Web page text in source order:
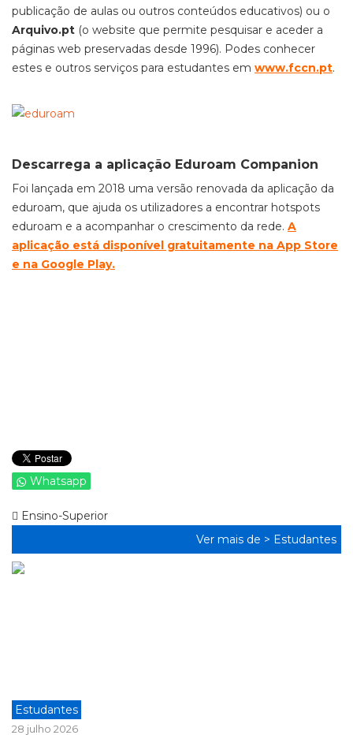
publicação de aulas ou outros conteúdos educativos) ou o
Arquivo.pt (o website que permite pesquisar e aceder a
páginas web preservadas desde 1996). Podes conhecer
estes e outros serviços para estudantes em www.fccn.pt.
Descarrega a aplicação Eduroam Companion
Foi lançada em 2018 uma versão renovada da aplicação da
eduroam, que ajuda os utilizadores a encontrar hotspots
eduroam e a acompanhar o crescimento da rede. A
aplicação está disponível gratuitamente na App Store
e na Google Play.
Whatsapp
Ensino-Superior
Ver mais de > Estudantes
Estudantes
28 julho 2026